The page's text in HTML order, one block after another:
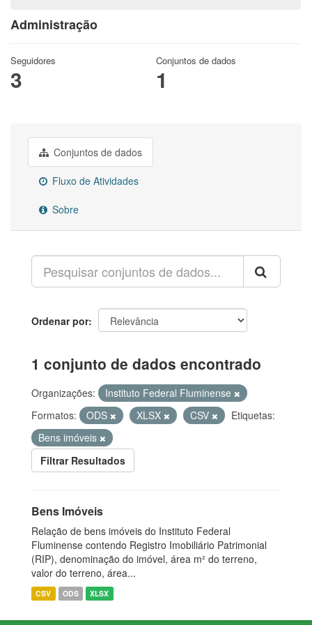
Administração
Seguidores
3
Conjuntos de dados
1
Conjuntos de dados
Fluxo de Atividades
Sobre
Ordenar por
1 conjunto de dados encontrado
Organizações:
Instituto Federal Fluminense
Formatos:
ODS XLSX CSV
Etiquetas:
Bens imóveis
Filtrar Resultados
Bens Imóveis
Relação de bens imóveis do Instituto Federal
Fluminense contendo Registro Imobiliário Patrimonial
(RIP), denominação do imóvel, área m² do terreno,
valor do terreno, área...
CSV ODS XLSX